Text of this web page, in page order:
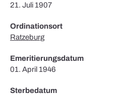
21. Juli 1907
Ordinationsort
Ratzeburg
Emeritierungsdatum
01. April 1946
Sterbedatum